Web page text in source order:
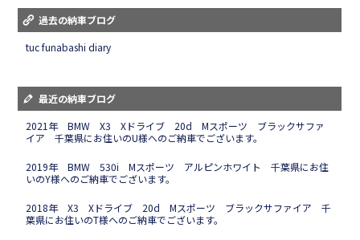
過去の納車ブログ
tuc funabashi diary
最近の納車ブログ
2021年 BMW X3 Xドライブ 20d Mスポーツ ブラックサファ
イア 千葉県にお住いのU様へのご納車でございます。
2019年 BMW 530i Mスポーツ アルピンホワイト 千葉県にお住
いのY様へのご納車でございます。
2018年 X3 Xドライブ 20d Mスポーツ ブラックサファイア 千
葉県にお住いのT様へのご納車でございます。